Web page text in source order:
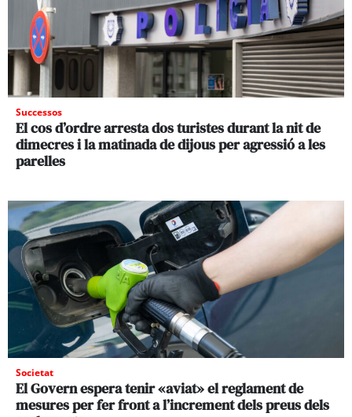
Successos
El cos d’ordre arresta dos turistes durant la nit de
dimecres i la matinada de dijous per agressió a les
parelles
Societat
El Govern espera tenir «aviat» el reglament de
mesures per fer front a l’increment dels preus dels